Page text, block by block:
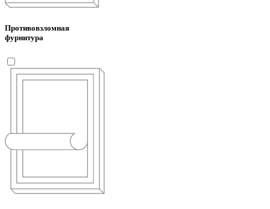
Противовзломная
фурнитура